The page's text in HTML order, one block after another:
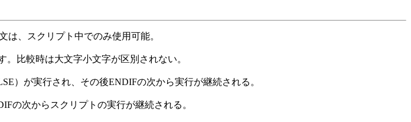
は、スクリプト中でのみ使用可能。
比較時は大文字小文字が区別されない。
）が実行され、その後ENDIFの次から実行が継続される。
の次からスクリプトの実行が継続される。